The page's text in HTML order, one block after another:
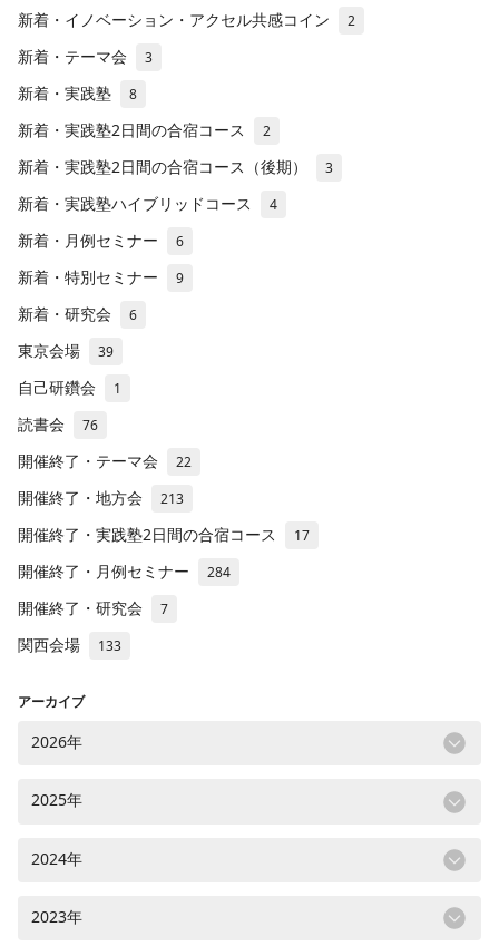
新着・イノベーション・アクセル共感コイン 2
新着・テーマ会 3
新着・実践塾 8
新着・実践塾2日間の合宿コース 2
新着・実践塾2日間の合宿コース（後期） 3
新着・実践塾ハイブリッドコース 4
新着・月例セミナー 6
新着・特別セミナー 9
新着・研究会 6
東京会場 39
自己研鑽会 1
読書会 76
開催終了・テーマ会 22
開催終了・地方会 213
開催終了・実践塾2日間の合宿コース 17
開催終了・月例セミナー 284
開催終了・研究会 7
関西会場 133
アーカイブ
2026年
2025年
2024年
2023年